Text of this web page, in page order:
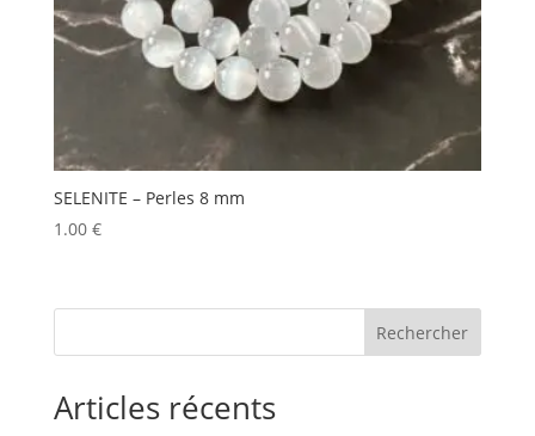
SELENITE – Perles 8 mm
1.00 €
Rechercher
Articles récents